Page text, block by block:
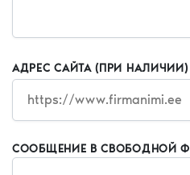
АДРЕС САЙТА (ПРИ НАЛИЧИИ)
СООБЩЕНИЕ В СВОБОДНОЙ